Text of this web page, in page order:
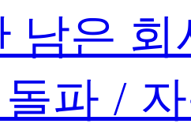
남은 회
파 /